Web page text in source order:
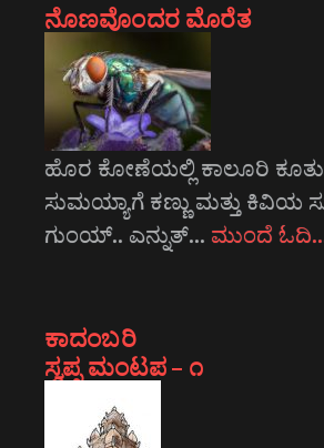
ನೊಣವೊಂದರ ಮೊರೆತ
ಹೊರ ಕೋಣೆಯಲ್ಲಿ ಕಾಲೂರಿ ಕೂತು
ಸುಮಯ್ಯಾಗೆ ಕಣ್ಣು ಮತ್ತು ಕಿವಿಯ
ಗುಂಯ್.. ಎನ್ನುತ್… ಮುಂದೆ
ಕಾದಂಬರಿ
ಸ್ವಪ್ನ ಮಂಟಪ – ೧